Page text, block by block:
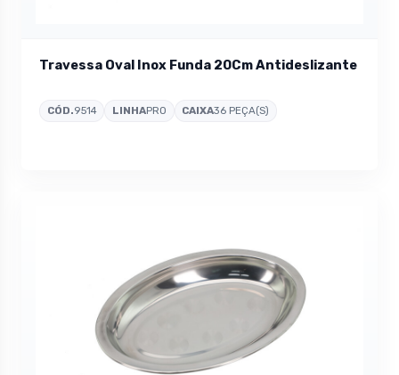
Travessa Oval Inox Funda 20Cm Antideslizante
CÓD.9514 LINHAPRO CAIXA36 PEÇA(S)